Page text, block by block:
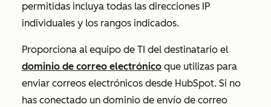
permitidas incluya todas las direcciones IP
individuales y los rangos indicados.
Proporciona al equipo de TI del destinatario el
dominio de correo electrónico que utilizas para
enviar correos electrónicos desde HubSpot. Si no
has conectado un dominio de envío de correo